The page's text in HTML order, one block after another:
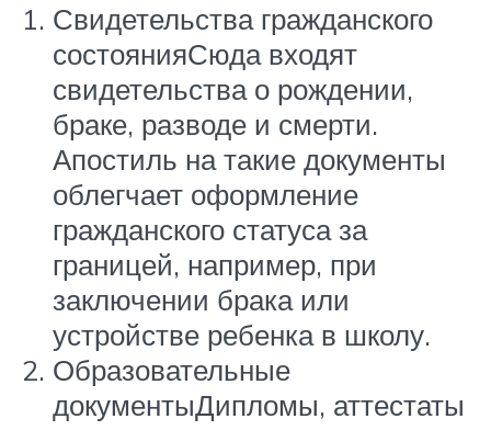
Свидетельства гражданского
состоянияСюда входят
свидетельства о рождении,
браке, разводе и смерти.
Апостиль на такие документы
облегчает оформление
гражданского статуса за
границей, например, при
заключении брака или
устройстве ребенка в школу.
Образовательные
документыДипломы, аттестаты